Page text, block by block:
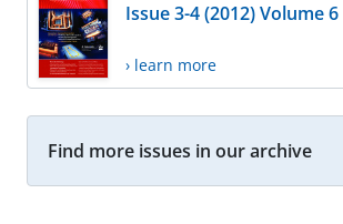
Issue 3-4 (2012) Volume 6
› learn more
Find more issues in our archive